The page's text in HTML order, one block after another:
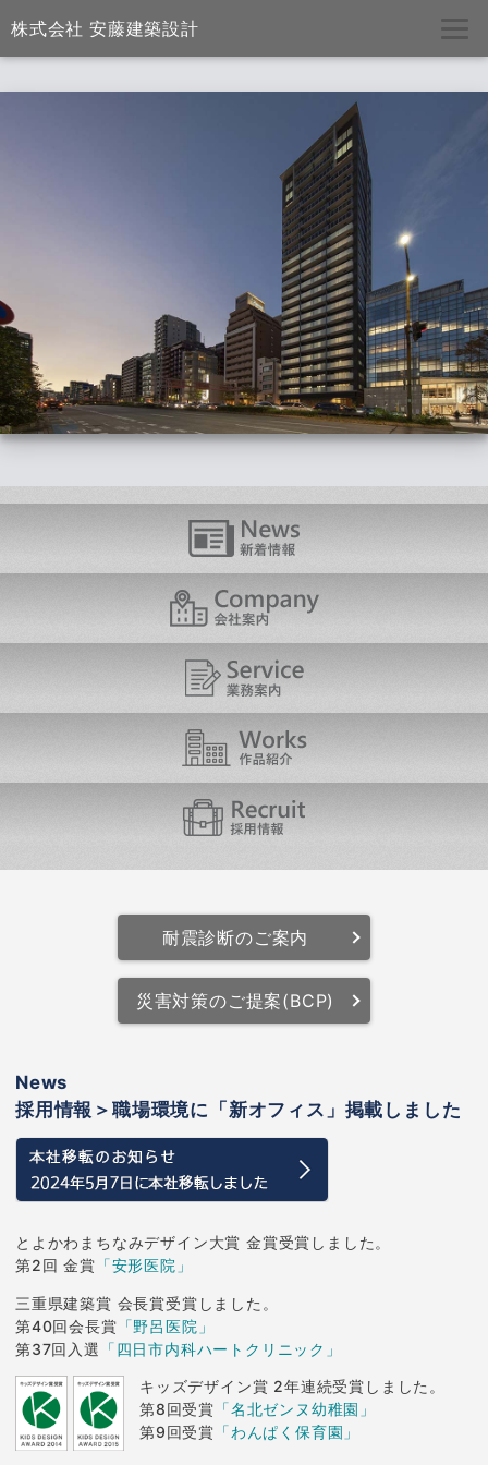
News
採用情報＞職場環境に「新オフィス」掲載しました
とよかわまちなみデザイン大賞 金賞受賞しました。
第2回 金賞 「安形医院」
三重県建築賞 会長賞受賞しました。
第40回会長賞 「野呂医院」
第37回入選 「四日市内科ハートクリニック」
キッズデザイン賞 2年連続受賞しました。
第8回受賞 「名北ゼンヌ幼稚園」
第9回受賞 「わんぱく保育園」
耐震診断のご案内
災害対策のご提案(BCP)
株式会社 安藤建築設計